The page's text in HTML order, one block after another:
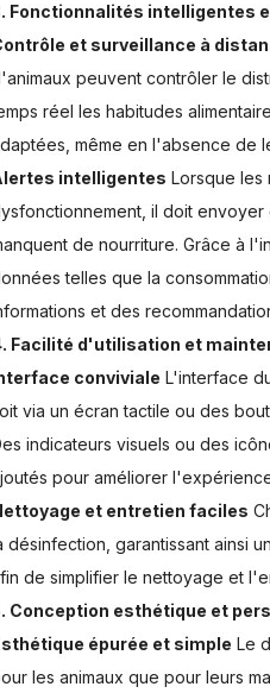
Fonctionnalités intelligentes
et surveillance à
peuvent contrôler le
réel les habitudes
même en l'absence de
intelligentes Lorsque les
il doit
de nourriture. Grâce à
telles que la
et des
Facilité d'utilisation et
conviviale L'interface
via un écran tactile ou des
indicateurs visuels ou des
pour améliorer
et entretien faciles
désinfection, garantissant ainsi
de simplifier le nettoyage et
Conception esthétique et
épurée et simple Le
les animaux que pour leurs